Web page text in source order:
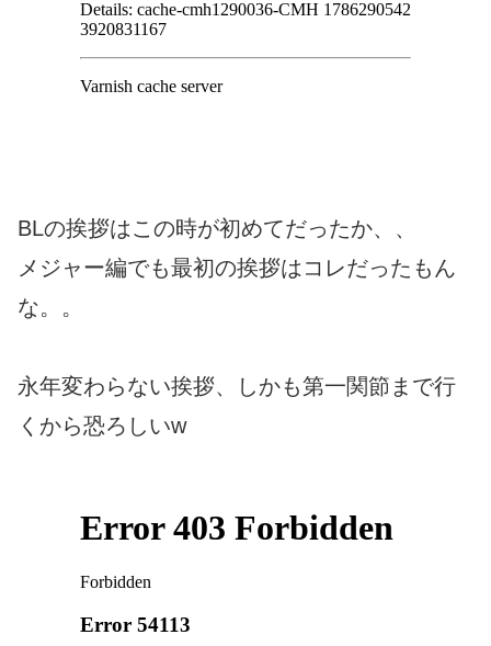
BLの挨拶はこの時が初めてだったか、、
メジャー編でも最初の挨拶はコレだったもん
な。。
永年変わらない挨拶、しかも第一関節まで行
くから恐ろしいw